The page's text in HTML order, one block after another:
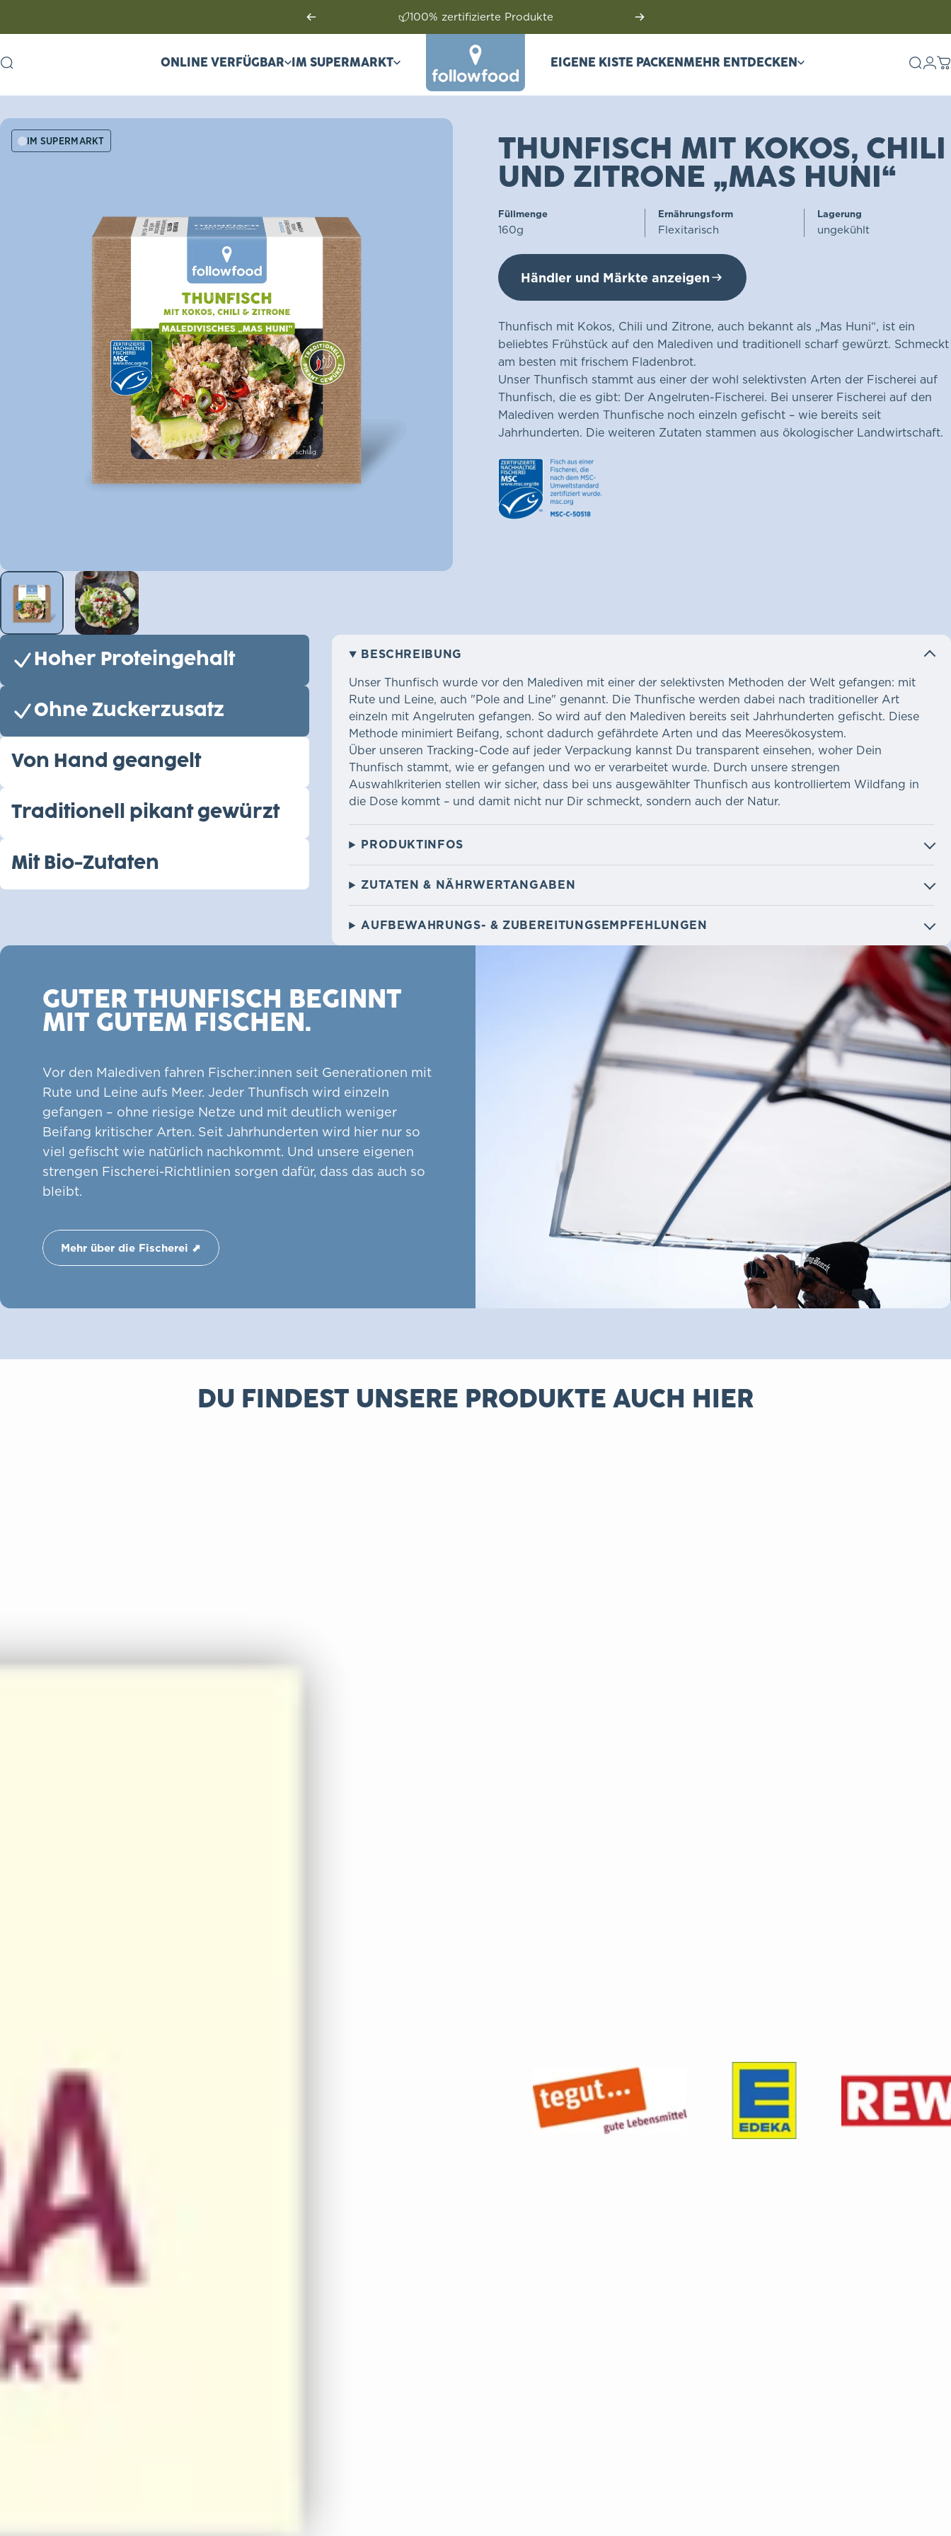
Transparent dank Tracking-Code
Suche ONLINE VERFÜGBAR IM SUPERMARKT followfood EIGENE KISTE PACKEN MEHR ENTDECKEN
IM SUPERMARKT
THUNFISCH MIT KOKOS, CHILI
UND ZITRONE „MAS HUNI“
Füllmenge
160g
Ernährungsform
Flexitarisch
Lagerung
ungekühlt
Händler und Märkte anzeigen
Thunfisch mit Kokos, Chili und Zitrone, auch bekannt als „Mas Huni“, ist ein
beliebtes Frühstück auf den Malediven und traditionell scharf gewürzt. Schmeckt
am besten mit frischem Fladenbrot.
Unser Thunfisch stammt aus einer der wohl selektivsten Arten der Fischerei auf
Thunfisch, die es gibt: Der Angelruten-Fischerei. Bei unserer Fischerei auf den
Malediven werden Thunfische noch einzeln gefischt – wie bereits seit
Jahrhunderten. Die weiteren Zutaten stammen aus ökologischer Landwirtschaft.
Hoher Proteingehalt
Ohne Zuckerzusatz
Von Hand geangelt
Traditionell pikant gewürzt
Mit Bio-Zutaten
BESCHREIBUNG
Unser Thunfisch wurde vor den Malediven mit einer der selektivsten Methoden der Welt gefangen: mit
Rute und Leine, auch "Pole and Line" genannt. Die Thunfische werden dabei nach traditioneller Art
einzeln mit Angelruten gefangen. So wird auf den Malediven bereits seit Jahrhunderten gefischt. Diese
Methode minimiert Beifang, schont dadurch gefährdete Arten und das Meeresökosystem.
Über unseren Tracking-Code auf jeder Verpackung kannst Du transparent einsehen, woher Dein
Thunfisch stammt, wie er gefangen und wo er verarbeitet wurde. Durch unsere strengen
Auswahlkriterien stellen wir sicher, dass bei uns ausgewählter Thunfisch aus kontrolliertem Wildfang in
die Dose kommt – und damit nicht nur Dir schmeckt, sondern auch der Natur.
PRODUKTINFOS
ZUTATEN & NÄHRWERTANGABEN
AUFBEWAHRUNGS- & ZUBEREITUNGSEMPFEHLUNGEN
GUTER THUNFISCH BEGINNT
MIT GUTEM FISCHEN.
Vor den Malediven fahren Fischer:innen seit Generationen mit
Rute und Leine aufs Meer. Jeder Thunfisch wird einzeln
gefangen – ohne riesige Netze und mit deutlich weniger
Beifang kritischer Arten. Seit Jahrhunderten wird hier nur so
viel gefischt wie natürlich nachkommt. Und unsere eigenen
strengen Fischerei-Richtlinien sorgen dafür, dass das auch so
bleibt.
Mehr über die Fischerei ⬈
DU FINDEST UNSERE PRODUKTE AUCH HIER